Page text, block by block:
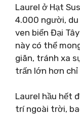
Laurel ở Hạt
4.000 người,
ven biển Đại
này có thể
giãn, tránh xa
trấn lớn hơn chỉ
Laurel hầu hết
trí ngoài trời,